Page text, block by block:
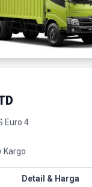
Euro 4
Kargo
Detail & Harga